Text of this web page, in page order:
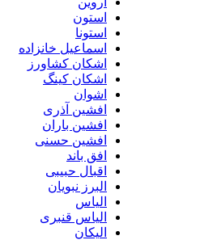
اسماعیل خانزاده
اشکان کشاورز
اشکان کینگ
افشین آذری
افشین باران
افشین حسنی
افق باند
اقبال حبیبی
البرز نبویان
الیاس قنبرى